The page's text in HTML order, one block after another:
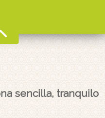
sencilla, tranquilo